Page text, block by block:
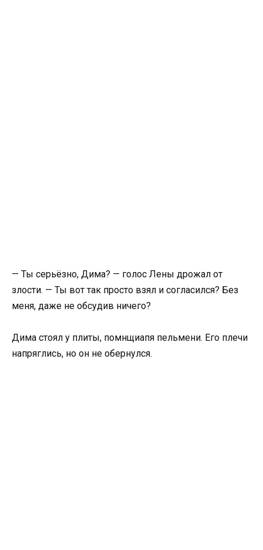
— Ты серьёзно, Дима? — голос Лены дрожал от
злости. — Ты вот так просто взял и согласился? Без
меня, даже не обсудив ничего?
Дима стоял у плиты, помнщиапя пельмени. Его плечи
напряглись, но он не обернулся.